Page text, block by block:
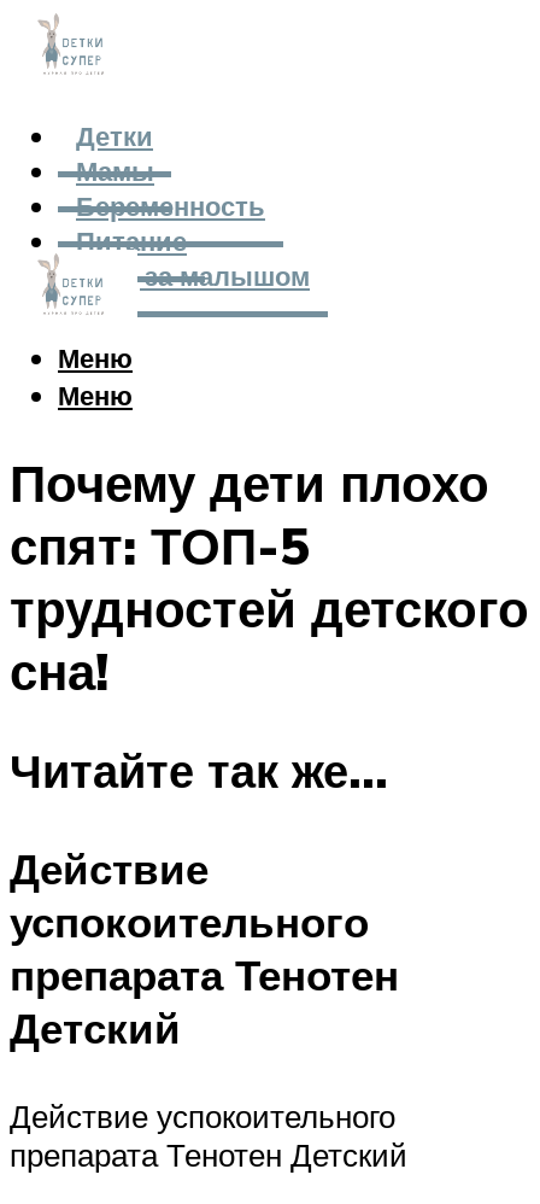
Детки
Мамы
Беременность
Питание
Уход за малышом
Меню
Меню
Почему дети плохо
спят: ТОП-5
трудностей детского
сна!
Читайте так же…
Действие
успокоительного
препарата Тенотен
Детский
Действие успокоительного
препарата Тенотен Детский